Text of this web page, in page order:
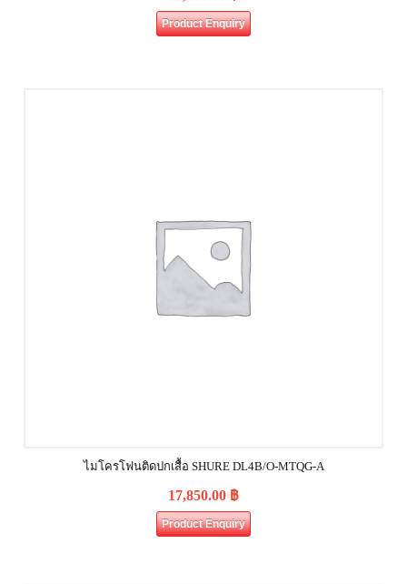
Product Enquiry
ไมโครโฟนติดปกเสื้อ SHURE DL4B/O-MTQG-A
17,850.00 ฿
Product Enquiry